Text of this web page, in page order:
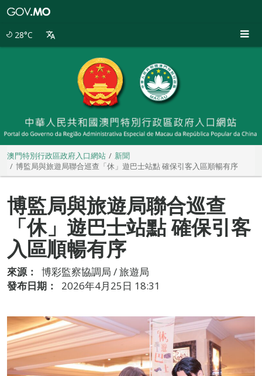
28°C
澳門特別行政區政府入口網站
新聞
博監局與旅遊局聯合巡查「休」遊巴士站點 確保引客入區順暢有序
博監局與旅遊局聯合巡查
「休」遊巴士站點 確保引客
入區順暢有序
來源：
博彩監察協調局 / 旅遊局
發布日期：
2026年4月25日 18:31